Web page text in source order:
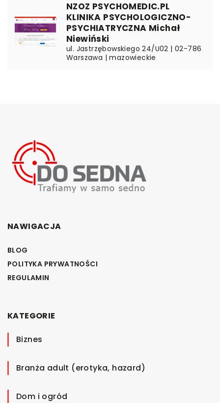
NZOZ PSYCHOMEDIC.PL
KLINIKA PSYCHOLOGICZNO-
PSYCHIATRYCZNA Michał
Niewiński
ul. Jastrzębowskiego 24/U02 | 02-786
Warszawa | mazowieckie
NAWIGACJA
BLOG
POLITYKA PRYWATNOŚCI
REGULAMIN
KATEGORIE
Biznes
Branża adult (erotyka, hazard)
Dom i ogród